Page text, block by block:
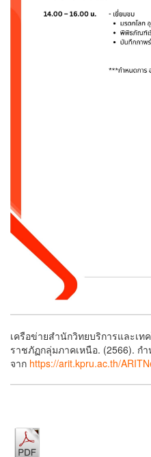
เครือข่ายสำนักวิทยบริการและเ
ราชภัฏกลุ่มภาคเหนือ. (2566). ก
จาก https://arit.kpru.ac.th/